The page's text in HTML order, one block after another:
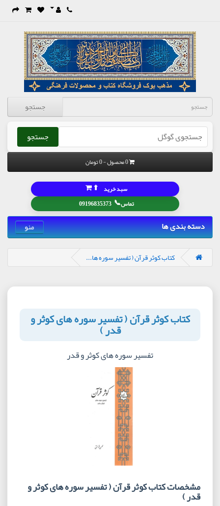
جستجو
جستجو
0 محصول - 0 تومان
تماس📞
09196835373
سبد خرید ⬆
دسته بندی ها منو
کتاب کوثر قرآن ( تفسیر سوره ها...
کتاب کوثر قرآن ( تفسیر سوره های کوثر و
قدر )
تفسیر سوره های کوثر و قدر
مشخصات کتاب کوثر قرآن ( تفسیر سوره های کوثر و
قدر )